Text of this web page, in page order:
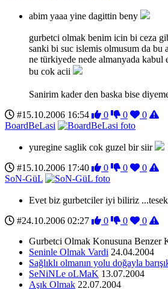
abim yaaa yine dagittin beny
gurbetci olmak benim icin bi ceza
sanki bi suc islemis olmusum da bu
ne türkiyede nede almanyada kabul
bu cok acii
Sanirim kader den baska bise
#15.10.2006 16:54
0 0
0
BoardBeLasi
yuregine saglik cok guzel bir siir
#15.10.2006 17:40
0 0
0
SoN-GüL
Evet biz gurbetciler iyi biliriz
#24.10.2006 02:27
0 0
0
Gurbetci Olmak Konusuna Benzer
Seninle Olmak Vardi 24.04.2004
Sağlıklı olmanın yolu doğayla
SeNiNLe oLMaK 13.07.2004
Aşık Olmak 22.07.2004